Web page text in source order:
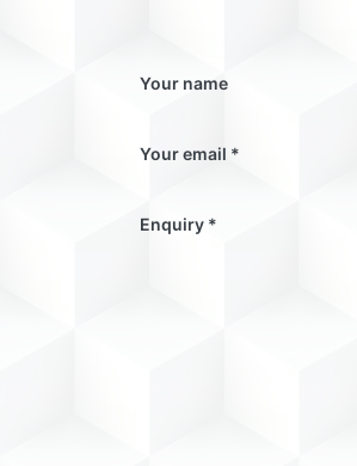
Your name
Your email
Enquiry